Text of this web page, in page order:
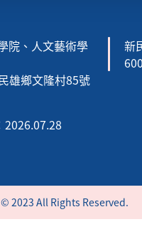
院、人文藝術學
雄鄉文隆村85號
新
2026.07.28
All Rights Reserved.